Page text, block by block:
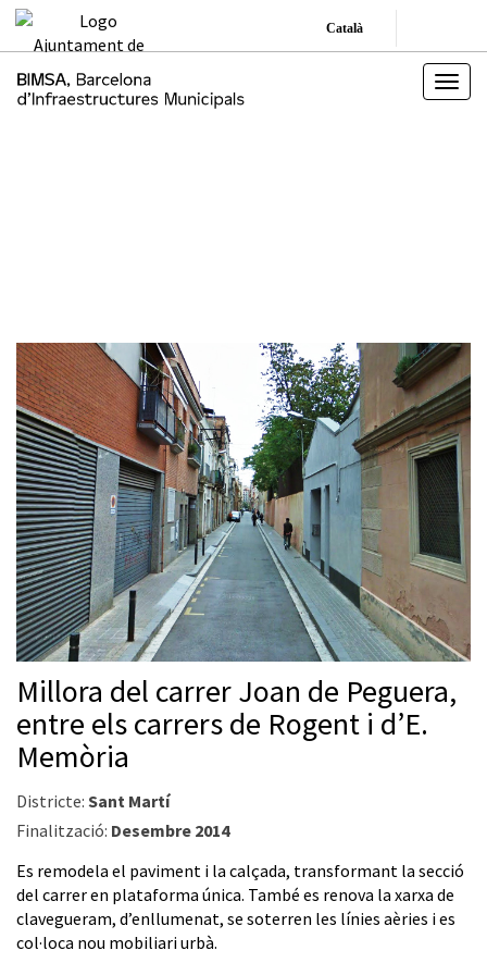
Català
Millora del carrer Joan de Peguera,
entre els carrers de Rogent i d’E.
Memòria
Districte: Sant Martí
Finalització: Desembre 2014
Es remodela el paviment i la calçada, transformant la secció
del carrer en plataforma única. També es renova la xarxa de
clavegueram, d’enllumenat, se soterren les línies aèries i es
col·loca nou mobiliari urbà.